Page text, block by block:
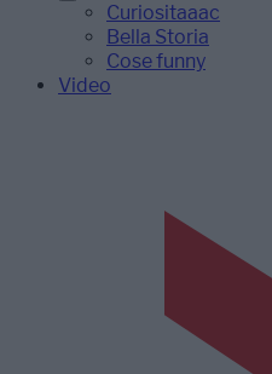
Curiositaaac
Bella Storia
Cose funny
Video